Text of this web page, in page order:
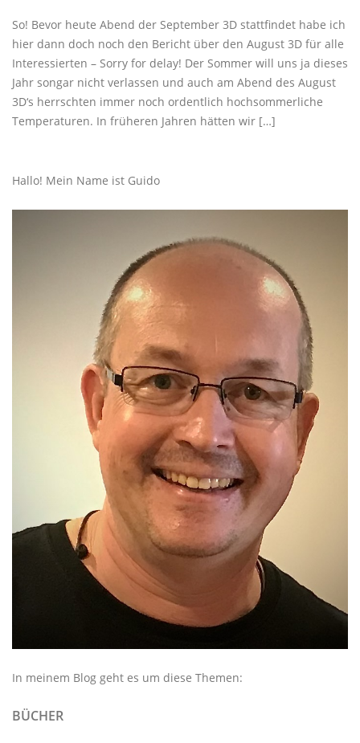
So! Bevor heute Abend der September 3D stattfindet habe ich
hier dann doch noch den Bericht über den August 3D für alle
Interessierten – Sorry for delay! Der Sommer will uns ja dieses
Jahr songar nicht verlassen und auch am Abend des August
3D‘s herrschten immer noch ordentlich hochsommerliche
Temperaturen. In früheren Jahren hätten wir […]
Hallo! Mein Name ist Guido
In meinem Blog geht es um diese Themen:
BÜCHER